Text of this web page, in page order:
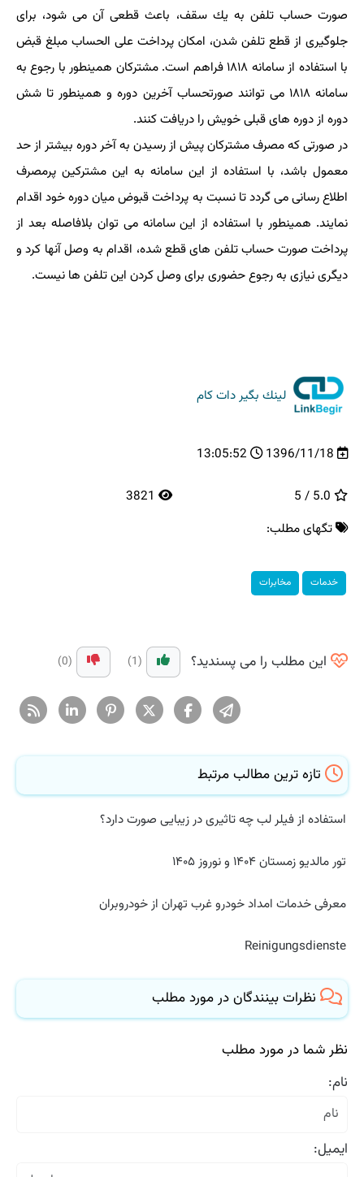
صورت حساب تلفن به یك سقف، باعث قطعی آن می شود، برای
جلوگیری از قطع تلفن شدن، امكان پرداخت علی الحساب مبلغ قبض
با استفاده از سامانه ۱۸۱۸ فراهم است. مشتركان همینطور با رجوع به
سامانه ۱۸۱۸ می توانند صورتحساب آخرین دوره و همینطور تا شش
دوره از دوره های قبلی خویش را دریافت كنند.
در صورتی كه مصرف مشتركان پیش از رسیدن به آخر دوره بیشتر از حد
معمول باشد، با استفاده از این سامانه به این مشتركین پرمصرف
اطلاع رسانی می گردد تا نسبت به پرداخت قبوض میان دوره خود اقدام
نمایند. همینطور با استفاده از این سامانه می توان بلافاصله بعد از
پرداخت صورت حساب تلفن های قطع شده، اقدام به وصل آنها كرد و
دیگری نیازی به رجوع حضوری برای وصل كردن این تلفن ها نیست.
لینك بگیر دات كام
1396/11/18
13:05:52
تگهای مطلب:
خدمات مخابرات
این مطلب را می پسندید؟ (1)
(0)
تازه ترین مطالب مرتبط
استفاده از فیلر لب چه تاثیری در زیبایی صورت دارد؟
تور مالدیو زمستان ۱۴۰۴ و نوروز ۱۴۰۵
معرفی خدمات امداد خودرو غرب تهران از خودروبران
Reinigungsdienste
نظرات بینندگان در مورد مطلب
نظر شما در مورد مطلب
نام:
ایمیل: